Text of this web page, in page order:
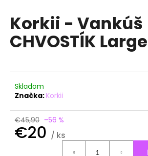
Korkii - Vankúš
CHVOSTÍK Large
Skladom
Značka:Korkii
€45,90 –56 %
€20 / ks
j
s
ť
HĽADAŤ